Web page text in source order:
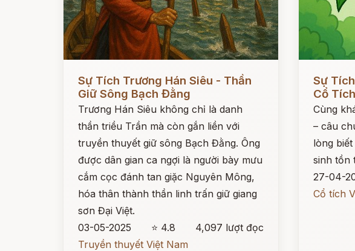
Sự Tích Trương Hán Siêu - Thần
Giữ Sông Bạch Đằng
Trương Hán Siêu không chỉ là danh
thần triều Trần mà còn gắn liền với
truyền thuyết giữ sông Bạch Đằng. Ông
được dân gian ca ngợi là người bày mưu
cắm cọc đánh tan giặc Nguyên Mông,
hóa thân thành thần linh trấn giữ giang
sơn Đại Việt.
03-05-2025
⭐ 4.8
4,097 lượt đọc
Truyền thuyết Việt Nam
Sự
Cổ
Cùng
– câu
lòng
sinh tồn
27-04-
Cổ tích